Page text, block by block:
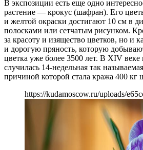
В экспозиции есть еще одно
растение — крокус (шафран). Его
и желтой окраски достигают 10 см в
полосками или сетчатым рисунком.
за красоту и изящество цветков, но и
и дорогую пряность, которую
цветка уже более 3500 лет. В XIV
случилась 14-недельная так
причиной которой стала кража 400
https://kudamoscow.ru/uploads/